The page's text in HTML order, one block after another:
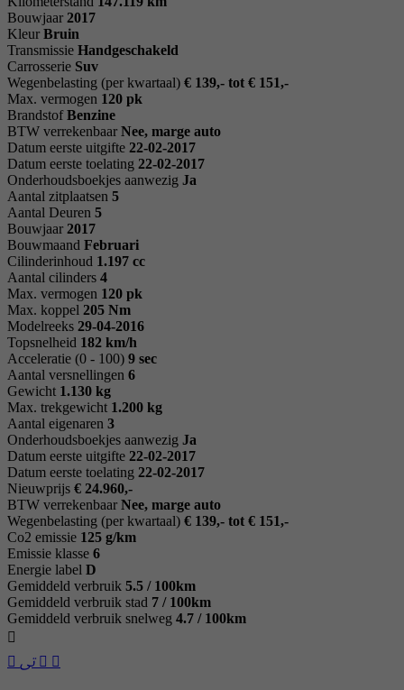
Bouwjaar 2017
Kleur Bruin
Transmissie Handgeschakeld
Carrosserie Suv
Wegenbelasting (per kwartaal) € 139,- tot € 151,-
Max. vermogen 120 pk
Brandstof Benzine
BTW verrekenbaar Nee, marge auto
Datum eerste uitgifte 22-02-2017
Datum eerste toelating 22-02-2017
Onderhoudsboekjes aanwezig Ja
Aantal zitplaatsen 5
Aantal Deuren 5
Bouwjaar 2017
Bouwmaand Februari
Cilinderinhoud 1.197 cc
Aantal cilinders 4
Max. vermogen 120 pk
Max. koppel 205 Nm
Modelreeks 29-04-2016
Topsnelheid 182 km/h
Acceleratie (0 - 100) 9 sec
Aantal versnellingen 6
Gewicht 1.130 kg
Max. trekgewicht 1.200 kg
Aantal eigenaren 3
Onderhoudsboekjes aanwezig Ja
Datum eerste uitgifte 22-02-2017
Datum eerste toelating 22-02-2017
Nieuwprijs € 24.960,-
BTW verrekenbaar Nee, marge auto
Wegenbelasting (per kwartaal) € 139,- tot € 151,-
Co2 emissie 125 g/km
Emissie klasse 6
Energie label D
Gemiddeld verbruik 5.5 / 100km
Gemiddeld verbruik stad 7 / 100km
Gemiddeld verbruik snelweg 4.7 / 100km